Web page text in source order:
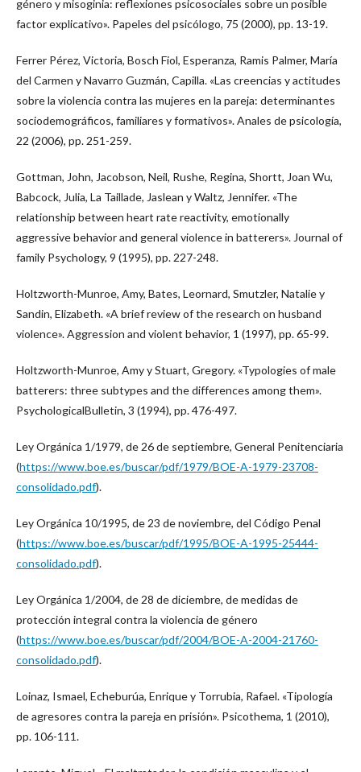
género y misoginia: reflexiones psicosociales sobre un posible
factor explicativo». Papeles del psicólogo, 75 (2000), pp. 13-19.
Ferrer Pérez, Victoria, Bosch Fiol, Esperanza, Ramis Palmer, María
del Carmen y Navarro Guzmán, Capilla. «Las creencias y actitudes
sobre la violencia contra las mujeres en la pareja: determinantes
sociodemográficos, familiares y formativos». Anales de psicología,
22 (2006), pp. 251-259.
Gottman, John, Jacobson, Neil, Rushe, Regina, Shortt, Joan Wu,
Babcock, Julia, La Taillade, Jaslean y Waltz, Jennifer. «The
relationship between heart rate reactivity, emotionally
aggressive behavior and general violence in batterers». Journal of
family Psychology, 9 (1995), pp. 227-248.
Holtzworth-Munroe, Amy, Bates, Leornard, Smutzler, Natalie y
Sandin, Elizabeth. «A brief review of the research on husband
violence». Aggression and violent behavior, 1 (1997), pp. 65-99.
Holtzworth-Munroe, Amy y Stuart, Gregory. «Typologies of male
batterers: three subtypes and the differences among them».
PsychologicalBulletin, 3 (1994), pp. 476-497.
Ley Orgánica 1/1979, de 26 de septiembre, General Penitenciaria
(https://www.boe.es/buscar/pdf/1979/BOE-A-1979-23708-
consolidado.pdf).
Ley Orgánica 10/1995, de 23 de noviembre, del Código Penal
(https://www.boe.es/buscar/pdf/1995/BOE-A-1995-25444-
consolidado.pdf).
Ley Orgánica 1/2004, de 28 de diciembre, de medidas de
protección integral contra la violencia de género
(https://www.boe.es/buscar/pdf/2004/BOE-A-2004-21760-
consolidado.pdf).
Loinaz, Ismael, Echeburúa, Enrique y Torrubia, Rafael. «Tipología
de agresores contra la pareja en prisión». Psicothema, 1 (2010),
pp. 106-111.